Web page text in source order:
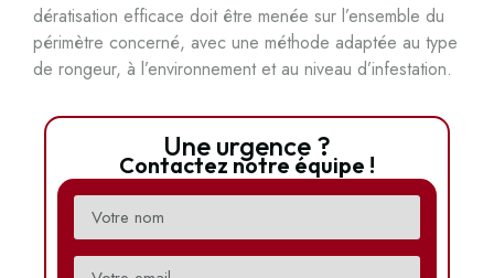
Une urgence ?
Contactez notre équipe !
dératisation efficace doit être menée sur l’ensemble du
périmètre concerné, avec une méthode adaptée au type
de rongeur, à l’environnement et au niveau d’infestation.